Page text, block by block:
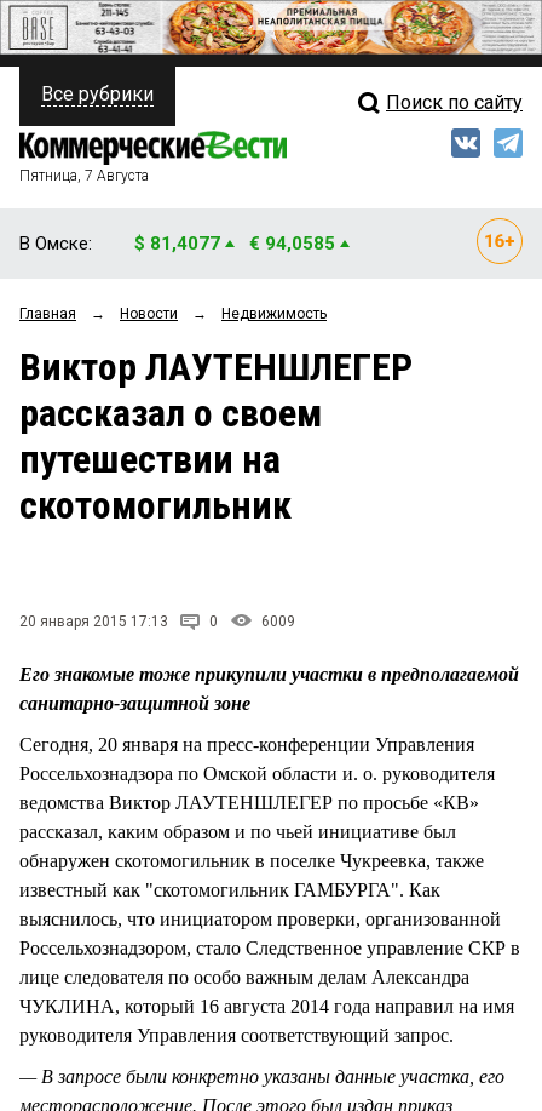
ПОЛИТИКА
ФИНАНСЫ
ОБЩЕСТВО
ЗАКОН
Свежий выпуск
Мнения
Рейтинги
Блоги
Все рубрики Поиск по сайту
Пятница, 7 Августа
В Омске: $ 81,4077 € 94,0585
Главная → Новости → Недвижимость
Виктор ЛАУТЕНШЛЕГЕР
рассказал о своем
путешествии на
скотомогильник
20 января 2015 17:13 0 6009
Его знакомые тоже прикупили участки в предполагаемой
санитарно-защитной зоне
Сегодня, 20 января на пресс-конференции Управления
Россельхознадзора по Омской области и. о. руководителя
ведомства Виктор ЛАУТЕНШЛЕГЕР по просьбе «КВ»
рассказал, каким образом и по чьей инициативе был
обнаружен скотомогильник в поселке Чукреевка, также
известный как "скотомогильник ГАМБУРГА". Как
выяснилось, что инициатором проверки, организованной
Россельхознадзором, стало Следственное управление СКР в
лице следователя по особо важным делам Александра
ЧУКЛИНА, который 16 августа 2014 года направил на имя
руководителя Управления соответствующий запрос.
— В запросе были конкретно указаны данные участка, его
месторасположение. После этого был издан приказ,